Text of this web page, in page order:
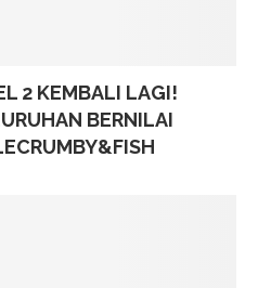
2 KEMBALI LAGI!
BERNILAI